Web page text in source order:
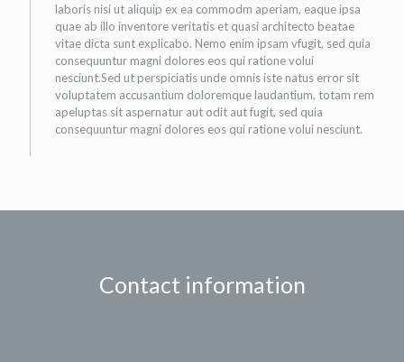
laboris nisi ut aliquip ex ea commodm aperiam, eaque ipsa
quae ab illo inventore veritatis et quasi architecto beatae
vitae dicta sunt explicabo. Nemo enim ipsam vfugit, sed quia
consequuntur magni dolores eos qui ratione volui
nesciunt.Sed ut perspiciatis unde omnis iste natus error sit
voluptatem accusantium doloremque laudantium, totam rem
apeluptas sit aspernatur aut odit aut fugit, sed quia
consequuntur magni dolores eos qui ratione volui nesciunt.
Contact information